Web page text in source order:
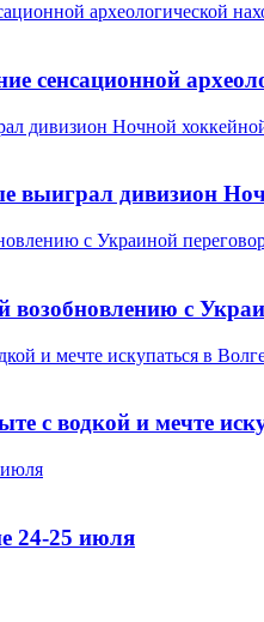
археологической
сенсационной
дивизион Ночной
выиграл дивизион
с Украиной
с
и мечте искупаться в
с водкой и мечте
24-25 июля